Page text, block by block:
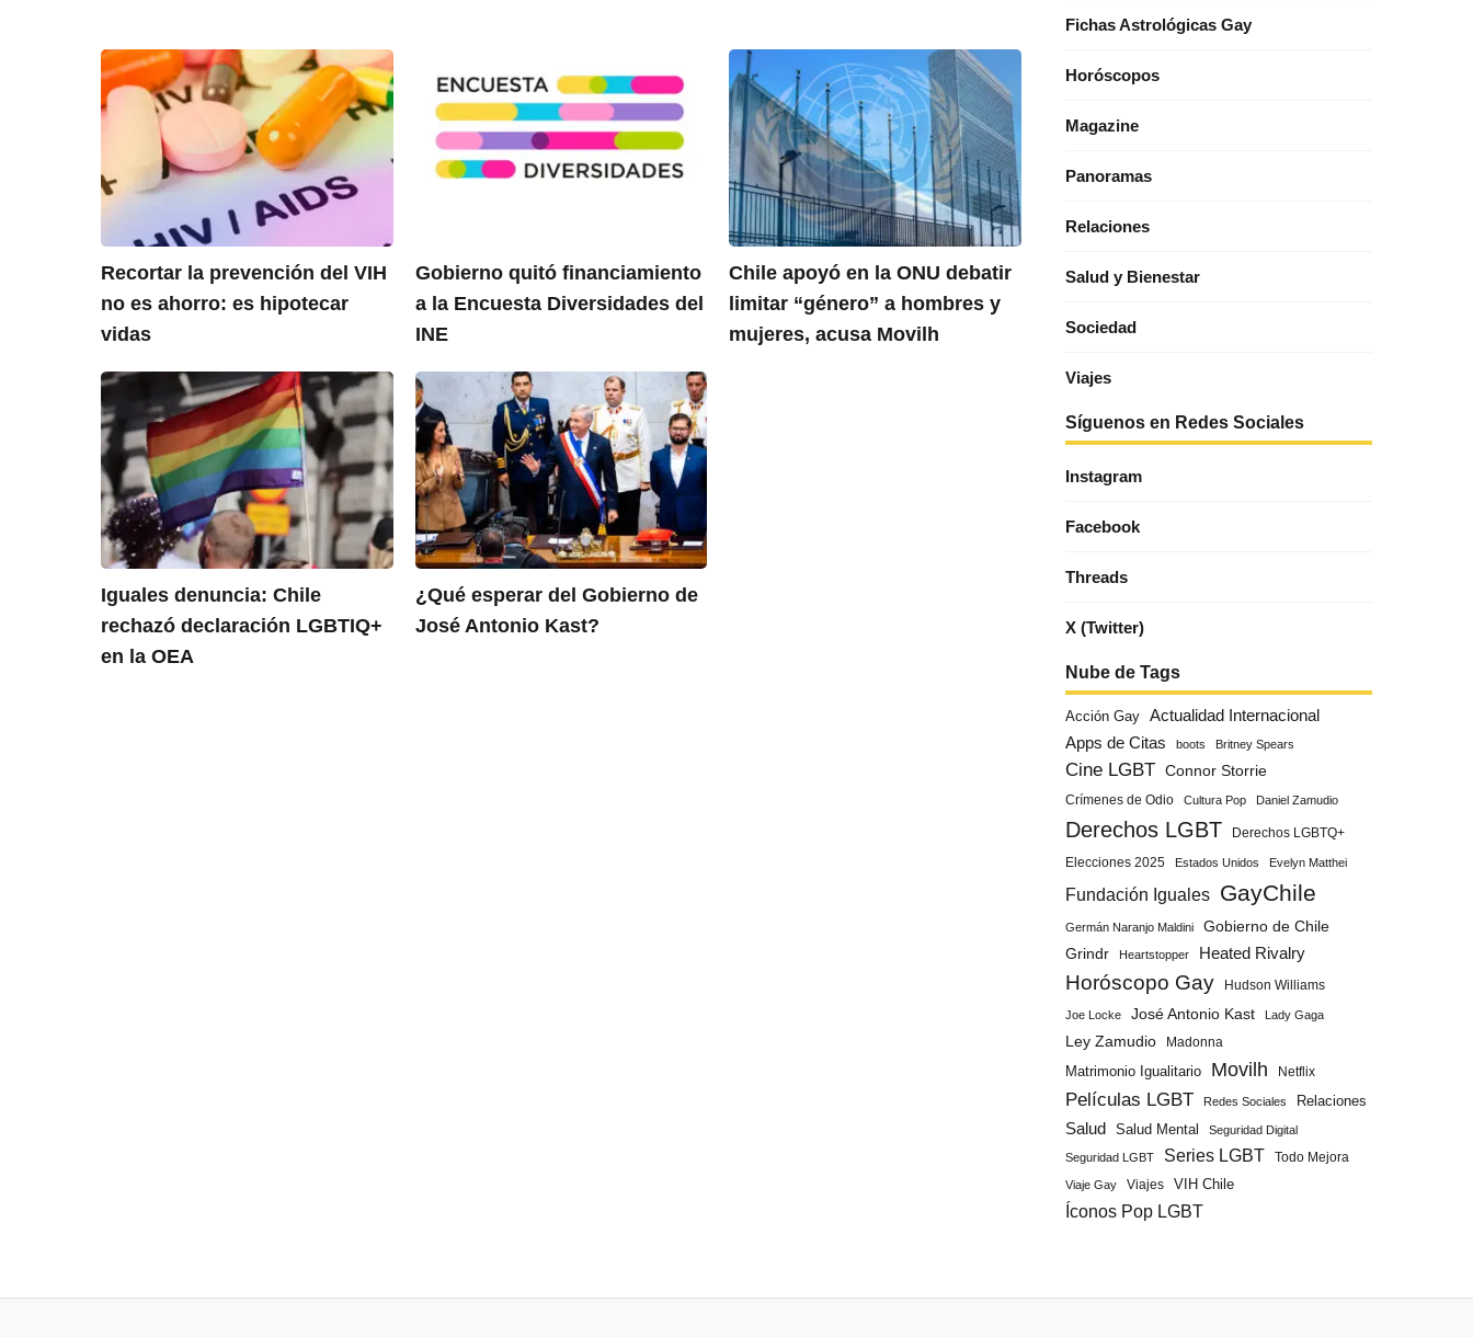
Recortar la prevención del VIH
no es ahorro: es hipotecar
vidas
Gobierno quitó financiamiento
a la Encuesta Diversidades del
INE
Chile apoyó en la ONU debatir
limitar “género” a hombres y
mujeres, acusa Movilh
Iguales denuncia: Chile
rechazó declaración LGBTIQ+
en la OEA
¿Qué esperar del Gobierno de
José Antonio Kast?
Fichas Astrológicas Gay
Horóscopos
Magazine
Panoramas
Relaciones
Salud y Bienestar
Sociedad
Viajes
Síguenos en Redes Sociales
Instagram
Facebook
Threads
X (Twitter)
Nube de Tags
Acción Gay
Actualidad Internacional
Apps de Citas
boots Britney Spears
Cine LGBT Connor Storrie
Crímenes de Odio Cultura Pop Daniel Zamudio
Derechos LGBT
Derechos LGBTQ+
Elecciones 2025
Estados Unidos Evelyn Matthei
Fundación Iguales GayChile
Germán Naranjo Maldini
Gobierno de Chile
Grindr
Heartstopper Heated Rivalry
Horóscopo Gay Hudson Williams
Joe Locke José Antonio Kast Lady Gaga
Ley Zamudio Madonna
Matrimonio Igualitario Movilh Netflix
Películas LGBT Redes Sociales Relaciones
Salud Salud Mental Seguridad Digital
Seguridad LGBT Series LGBT Todo Mejora
Viaje Gay Viajes VIH Chile
Íconos Pop LGBT